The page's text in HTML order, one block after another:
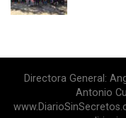
Directora General:
Antonio